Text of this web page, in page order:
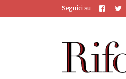
Seguici su